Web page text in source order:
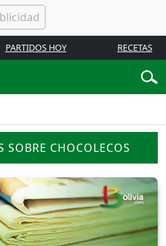
PARTIDOS HOY RECETAS
CHOCOLECOS